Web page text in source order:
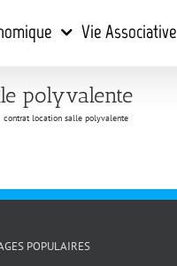
Vie Associative
polyvalente
contrat location salle polyvalente
POPULAIRES